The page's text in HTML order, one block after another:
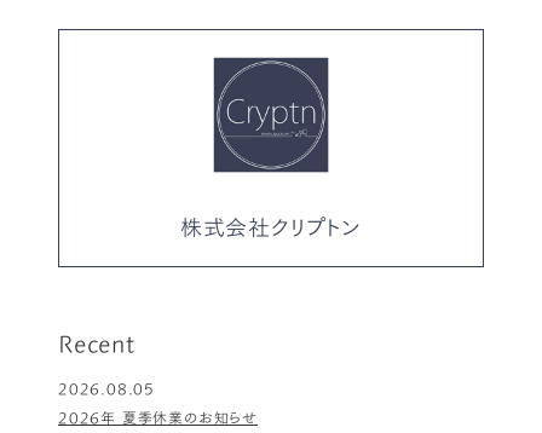
k
株式会社クリプトン
Recent
2026.08.05
2026年 夏季休業のお知らせ